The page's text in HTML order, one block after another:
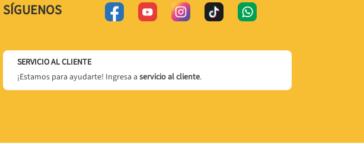
SÍGUENOS
SERVICIO AL CLIENTE
¡Estamos para ayudarte! Ingresa a servicio al cliente.